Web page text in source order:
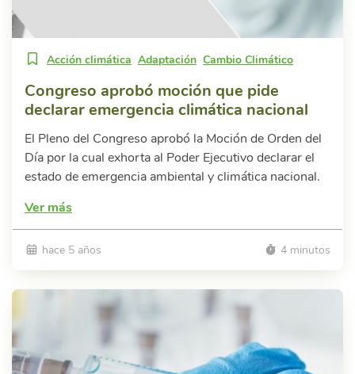
Acción climática Adaptación Cambio Climático
Congreso aprobó moción que pide
declarar emergencia climática nacional
El Pleno del Congreso aprobó la Moción de Orden del
Día por la cual exhorta al Poder Ejecutivo declarar el
estado de emergencia ambiental y climática nacional.
Ver más
hace 5 años 4 minutos